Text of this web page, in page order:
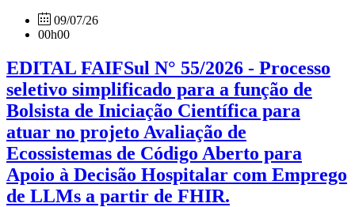
09/07/26
00h00
EDITAL FAIFSul N° 55/2026 - Processo
seletivo simplificado para a função de
Bolsista de Iniciação Científica para
atuar no projeto Avaliação de
Ecossistemas de Código Aberto para
Apoio à Decisão Hospitalar com Emprego
de LLMs a partir de FHIR.